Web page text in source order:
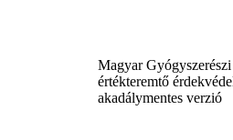
Magyar
értékteremtő
akadálymentes verzió